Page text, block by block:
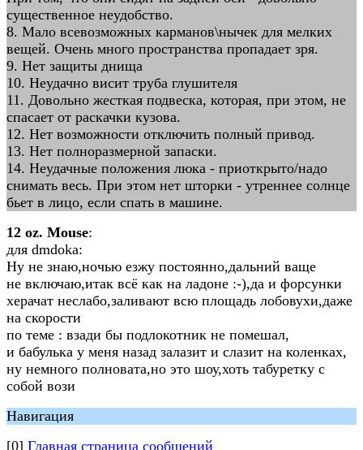
существенное неудобство.
8. Мало всевозможных карманов\нычек для мелких
вещей. Очень много пространства пропадает зря.
9. Нет защиты днища
10. Неудачно висит труба глушителя
11. Довольно жесткая подвеска, которая, при этом, не
спасает от раскачки кузова.
12. Нет возможности отключить полный привод.
13. Нет полноразмерной запаски.
14. Неудачные положения люка - приоткрыто/надо
снимать весь. При этом нет шторки - утреннее солнце
бьет в лицо, если спать в машине.
12 oz. Mouse:
для dmdoka:
Ну не знаю,ночью езжу постоянно,дальний ваще
не включаю,итак всё как на ладоне :-),да и форсунки
херачат неслабо,заливают всю площадь лобовухи,даже
на скорости
по теме : взади бы подлокотник не помешал,
и бабулька у меня назад залазит и слазит на коленках,
ну немного полновата,но это шоу,хоть табуретку с
собой вози
Навигация
[0] Главная страница сообщений